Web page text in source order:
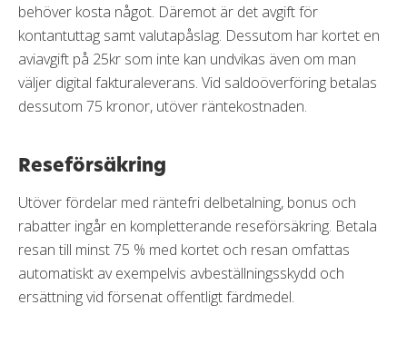
behöver kosta något. Däremot är det avgift för
kontantuttag samt valutapåslag. Dessutom har kortet en
aviavgift på 25kr som inte kan undvikas även om man
väljer digital fakturaleverans. Vid saldoöverföring betalas
dessutom 75 kronor, utöver räntekostnaden.
Reseförsäkring
Utöver fördelar med räntefri delbetalning, bonus och
rabatter ingår en kompletterande reseförsäkring. Betala
resan till minst 75 % med kortet och resan omfattas
automatiskt av exempelvis avbeställningsskydd och
ersättning vid försenat offentligt färdmedel.